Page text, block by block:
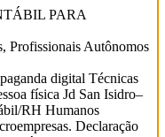
PARA
Profissionais Autônomos
digital Técnicas
física Jd San Isidro–
RH Humanos
Declaração